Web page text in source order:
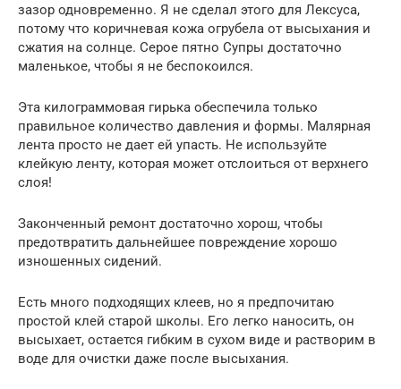
зазор одновременно. Я не сделал этого для Лексуса,
потому что коричневая кожа огрубела от высыхания и
сжатия на солнце. Серое пятно Супры достаточно
маленькое, чтобы я не беспокоился.
Эта килограммовая гирька обеспечила только
правильное количество давления и формы. Малярная
лента просто не дает ей упасть. Не используйте
клейкую ленту, которая может отслоиться от верхнего
слоя!
Законченный ремонт достаточно хорош, чтобы
предотвратить дальнейшее повреждение хорошо
изношенных сидений.
Есть много подходящих клеев, но я предпочитаю
простой клей старой школы. Его легко наносить, он
высыхает, остается гибким в сухом виде и растворим в
воде для очистки даже после высыхания.